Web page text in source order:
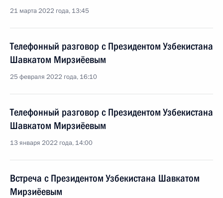
21 марта 2022 года, 13:45
Телефонный разговор с Президентом Узбекистана
Шавкатом Мирзиёевым
25 февраля 2022 года, 16:10
Телефонный разговор с Президентом Узбекистана
Шавкатом Мирзиёевым
13 января 2022 года, 14:00
Встреча с Президентом Узбекистана Шавкатом
Мирзиёевым